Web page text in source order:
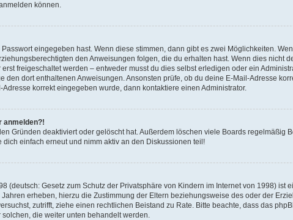
können.
eingegeben hast. Wenn diese stimmen, dann gibt es zwei Möglichkeiten.
den Anweisungen folgen, die du erhalten hast. Wenn dies nicht
freigeschaltet werden – entweder musst du dies selbst erledigen oder ein
den dort enthaltenen Anweisungen. Ansonsten prüfe, ob du deine E-Mail-Adresse
korrekt eingegeben wurde, dann kontaktiere einen Administrator.
anmelden?!
Gründen deaktiviert oder gelöscht hat. Außerdem löschen viele Boards regelmäßig
einfach erneut und nimm aktiv an den Diskussionen teil!
(deutsch: Gesetz zum Schutz der Privatsphäre von Kindern im Internet von 1998) ist
erheben, hierzu die Zustimmung der Eltern beziehungsweise des oder der
zutrifft, ziehe einen rechtlichen Beistand zu Rate. Bitte beachte, dass das
die weiter unten behandelt werden.